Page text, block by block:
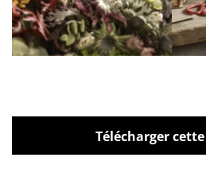
Télécharger